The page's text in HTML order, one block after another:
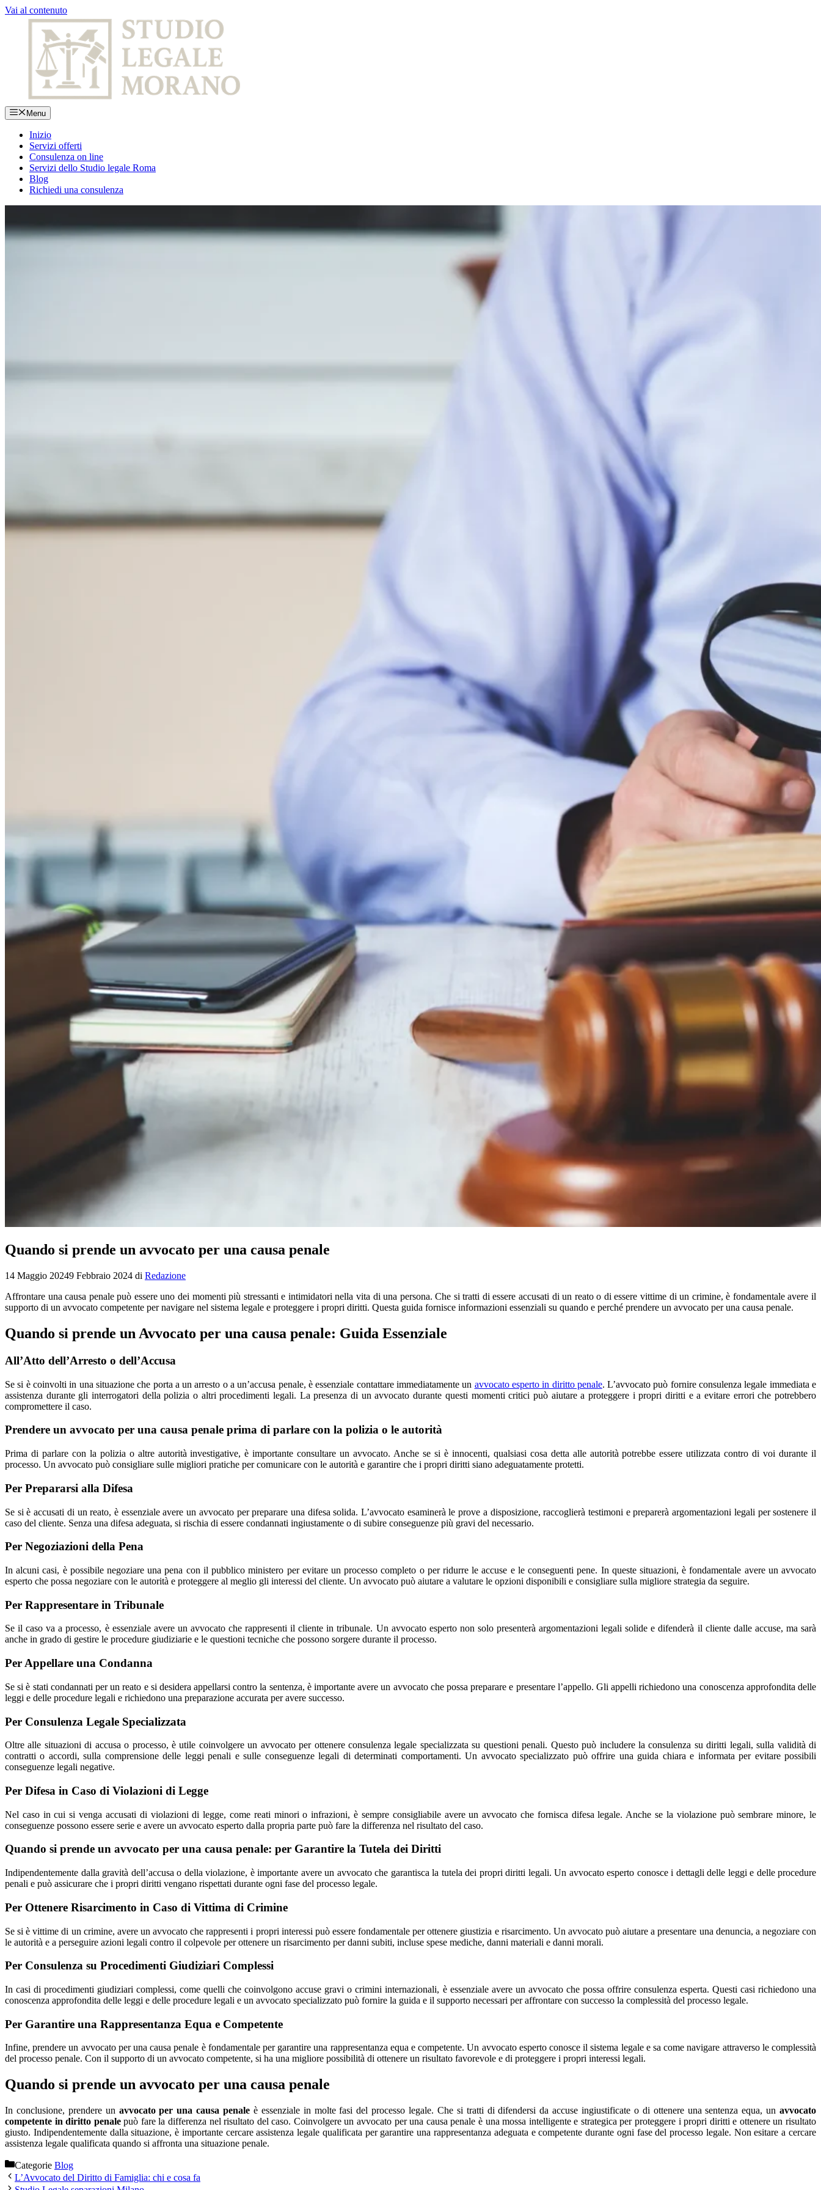
Vai al contenuto
Menu
Inizio
Servizi offerti
Consulenza on line
Servizi dello Studio legale Roma
Blog
Richiedi una consulenza
Quando si prende un avvocato per una causa penale
14 Maggio 20249 Febbraio 2024 di Redazione
Affrontare una causa penale può essere uno dei momenti più stressanti e intimidatori nella vita di una persona. Che si tratti di essere accusati di un reato o di essere vittime di un crimine, è fondamentale avere il
supporto di un avvocato competente per navigare nel sistema legale e proteggere i propri diritti. Questa guida fornisce informazioni essenziali su quando e perché prendere un avvocato per una causa penale.
Quando si prende un Avvocato per una causa penale: Guida Essenziale
All’Atto dell’Arresto o dell’Accusa
Se si è coinvolti in una situazione che porta a un arresto o a un’accusa penale, è essenziale contattare immediatamente un avvocato esperto in diritto penale. L’avvocato può fornire consulenza legale immediata e
assistenza durante gli interrogatori della polizia o altri procedimenti legali. La presenza di un avvocato durante questi momenti critici può aiutare a proteggere i propri diritti e a evitare errori che potrebbero
compromettere il caso.
Prendere un avvocato per una causa penale prima di parlare con la polizia o le autorità
Prima di parlare con la polizia o altre autorità investigative, è importante consultare un avvocato. Anche se si è innocenti, qualsiasi cosa detta alle autorità potrebbe essere utilizzata contro di voi durante il
processo. Un avvocato può consigliare sulle migliori pratiche per comunicare con le autorità e garantire che i propri diritti siano adeguatamente protetti.
Per Prepararsi alla Difesa
Se si è accusati di un reato, è essenziale avere un avvocato per preparare una difesa solida. L’avvocato esaminerà le prove a disposizione, raccoglierà testimoni e preparerà argomentazioni legali per sostenere il
caso del cliente. Senza una difesa adeguata, si rischia di essere condannati ingiustamente o di subire conseguenze più gravi del necessario.
Per Negoziazioni della Pena
In alcuni casi, è possibile negoziare una pena con il pubblico ministero per evitare un processo completo o per ridurre le accuse e le conseguenti pene. In queste situazioni, è fondamentale avere un avvocato
esperto che possa negoziare con le autorità e proteggere al meglio gli interessi del cliente. Un avvocato può aiutare a valutare le opzioni disponibili e consigliare sulla migliore strategia da seguire.
Per Rappresentare in Tribunale
Se il caso va a processo, è essenziale avere un avvocato che rappresenti il cliente in tribunale. Un avvocato esperto non solo presenterà argomentazioni legali solide e difenderà il cliente dalle accuse, ma sarà
anche in grado di gestire le procedure giudiziarie e le questioni tecniche che possono sorgere durante il processo.
Per Appellare una Condanna
Se si è stati condannati per un reato e si desidera appellarsi contro la sentenza, è importante avere un avvocato che possa preparare e presentare l’appello. Gli appelli richiedono una conoscenza approfondita delle
leggi e delle procedure legali e richiedono una preparazione accurata per avere successo.
Per Consulenza Legale Specializzata
Oltre alle situazioni di accusa o processo, è utile coinvolgere un avvocato per ottenere consulenza legale specializzata su questioni penali. Questo può includere la consulenza su diritti legali, sulla validità di
contratti o accordi, sulla comprensione delle leggi penali e sulle conseguenze legali di determinati comportamenti. Un avvocato specializzato può offrire una guida chiara e informata per evitare possibili
conseguenze legali negative.
Per Difesa in Caso di Violazioni di Legge
Nel caso in cui si venga accusati di violazioni di legge, come reati minori o infrazioni, è sempre consigliabile avere un avvocato che fornisca difesa legale. Anche se la violazione può sembrare minore, le
conseguenze possono essere serie e avere un avvocato esperto dalla propria parte può fare la differenza nel risultato del caso.
Quando si prende un avvocato per una causa penale: per Garantire la Tutela dei Diritti
Indipendentemente dalla gravità dell’accusa o della violazione, è importante avere un avvocato che garantisca la tutela dei propri diritti legali. Un avvocato esperto conosce i dettagli delle leggi e delle procedure
penali e può assicurare che i propri diritti vengano rispettati durante ogni fase del processo legale.
Per Ottenere Risarcimento in Caso di Vittima di Crimine
Se si è vittime di un crimine, avere un avvocato che rappresenti i propri interessi può essere fondamentale per ottenere giustizia e risarcimento. Un avvocato può aiutare a presentare una denuncia, a negoziare con
le autorità e a perseguire azioni legali contro il colpevole per ottenere un risarcimento per danni subiti, incluse spese mediche, danni materiali e danni morali.
Per Consulenza su Procedimenti Giudiziari Complessi
In casi di procedimenti giudiziari complessi, come quelli che coinvolgono accuse gravi o crimini internazionali, è essenziale avere un avvocato che possa offrire consulenza esperta. Questi casi richiedono una
conoscenza approfondita delle leggi e delle procedure legali e un avvocato specializzato può fornire la guida e il supporto necessari per affrontare con successo la complessità del processo legale.
Per Garantire una Rappresentanza Equa e Competente
Infine, prendere un avvocato per una causa penale è fondamentale per garantire una rappresentanza equa e competente. Un avvocato esperto conosce il sistema legale e sa come navigare attraverso le complessità
del processo penale. Con il supporto di un avvocato competente, si ha una migliore possibilità di ottenere un risultato favorevole e di proteggere i propri interessi legali.
Quando si prende un avvocato per una causa penale
In conclusione, prendere un avvocato per una causa penale è essenziale in molte fasi del processo legale. Che si tratti di difendersi da accuse ingiustificate o di ottenere una sentenza equa, un avvocato
competente in diritto penalepuò fare la differenza nel risultato del caso. Coinvolgere un avvocato per una causa penale è una mossa intelligente e strategica per proteggere i propri diritti e ottenere un risultato
giusto. Indipendentemente dalla situazione, è importante cercare assistenza legale qualificata per garantire una rappresentanza adeguata e competente durante ogni fase del processo legale. Non esitare a cercare
assistenza legale qualificata quando si affronta una situazione penale.
Categorie Blog
L’Avvocato del Diritto di Famiglia: chi e cosa fa